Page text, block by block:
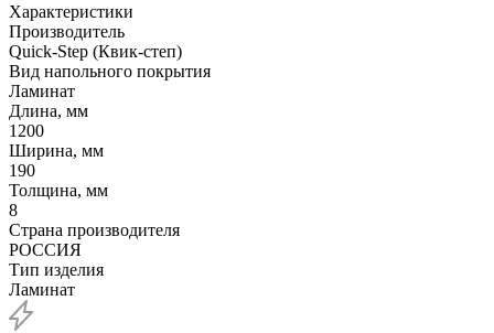
Характеристики
Производитель
Quick-Step (Квик-степ)
Вид напольного покрытия
Ламинат
Длина, мм
1200
Ширина, мм
190
Толщина, мм
8
Страна производителя
РОССИЯ
Тип изделия
Ламинат